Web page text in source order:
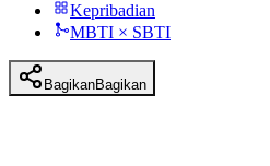
Kepribadian
MBTI × SBTI
BagikanBagikan